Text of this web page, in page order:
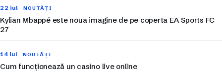
22 iul NOUTĂȚI
Kylian Mbappé este noua imagine de pe coperta EA Sports FC
27
14 iul NOUTĂȚI
Cum funcționează un casino live online